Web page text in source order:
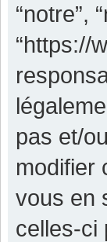
“notre”,
“https://
pas et/
modifier
vous en
celles-ci